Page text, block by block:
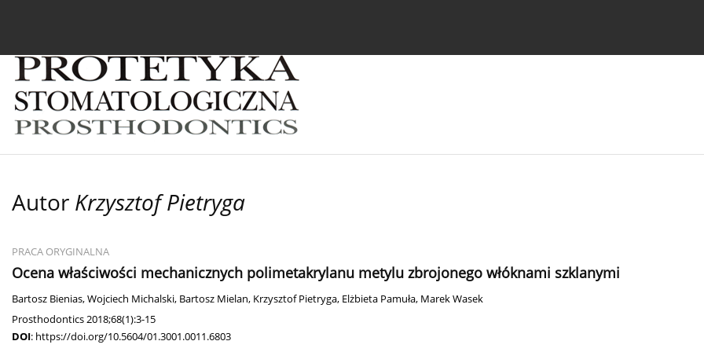
Autor Krzysztof Pietryga
PRACA ORYGINALNA
Ocena właściwości mechanicznych polimetakrylanu metylu zbrojonego włóknami szklanymi
Bartosz Bienias,Wojciech Michalski, Bartosz Mielan, Krzysztof Pietryga, Elżbieta Pamuła, Marek Wasek
Prosthodontics 2018;68(1):3-15
DOI: https://doi.org/10.5604/01.3001.0011.6803